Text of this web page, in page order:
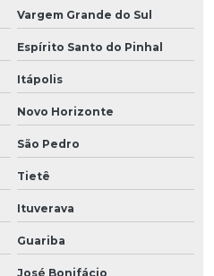
Vargem Grande do Sul
Espírito Santo do Pinhal
Itápolis
Novo Horizonte
São Pedro
Tietê
Ituverava
Guariba
José Bonifácio